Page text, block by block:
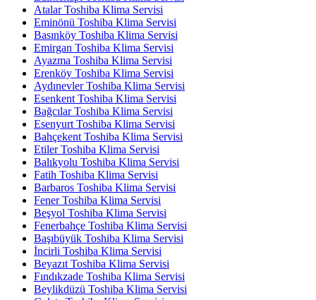
Atalar Toshiba Klima Servisi
Eminönü Toshiba Klima Servisi
Basınköy Toshiba Klima Servisi
Emirgan Toshiba Klima Servisi
Ayazma Toshiba Klima Servisi
Erenköy Toshiba Klima Servisi
Aydınevler Toshiba Klima Servisi
Esenkent Toshiba Klima Servisi
Bağcılar Toshiba Klima Servisi
Esenyurt Toshiba Klima Servisi
Bahçekent Toshiba Klima Servisi
Etiler Toshiba Klima Servisi
Balıkyolu Toshiba Klima Servisi
Fatih Toshiba Klima Servisi
Barbaros Toshiba Klima Servisi
Fener Toshiba Klima Servisi
Beşyol Toshiba Klima Servisi
Fenerbahçe Toshiba Klima Servisi
Başıbüyük Toshiba Klima Servisi
İncirli Toshiba Klima Servisi
Beyazıt Toshiba Klima Servisi
Fındıkzade Toshiba Klima Servisi
Beylikdüzü Toshiba Klima Servisi